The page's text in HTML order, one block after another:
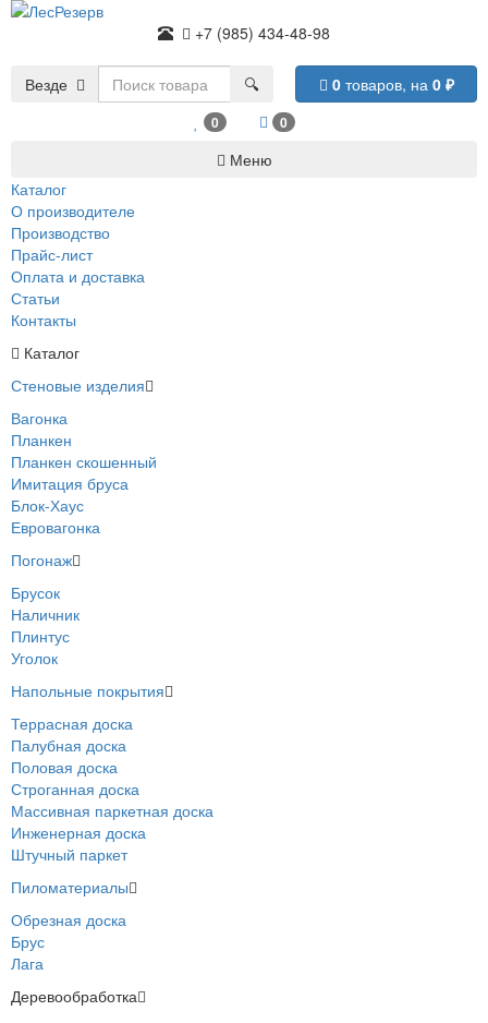
+7 (985) 434-48-98
Везде 🔍 0товаров, на 0₽
0 0
Меню
Каталог
О производителе
Производство
Прайс-лист
Оплата и доставка
Статьи
Контакты
Каталог
Стеновые изделия
Вагонка
Планкен
Планкен скошенный
Имитация бруса
Блок-Хаус
Евровагонка
Погонаж
Брусок
Наличник
Плинтус
Уголок
Напольные покрытия
Террасная доска
Палубная доска
Половая доска
Строганная доска
Массивная паркетная доска
Инженерная доска
Штучный паркет
Пиломатериалы
Обрезная доска
Брус
Лага
Деревообработка